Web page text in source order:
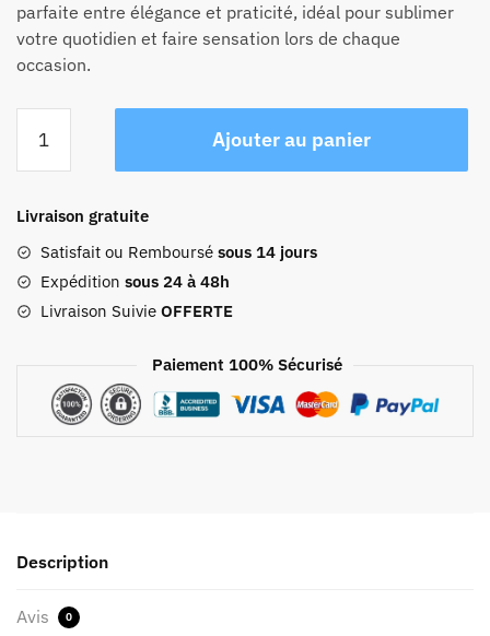
parfaite entre élégance et praticité, idéal pour sublimer
votre quotidien et faire sensation lors de chaque
occasion.
Sac
Main
Cuir
Femme
Lucie
Ajouter au panier
Livraison gratuite
Satisfait ou Remboursé sous 14 jours
Expédition sous 24 à 48h
Livraison Suivie OFFERTE
Paiement 100% Sécurisé
Description
Avis 0